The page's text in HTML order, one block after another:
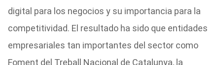
digital para los negocios y su importancia para la
competitividad. El resultado ha sido que entidades
empresariales tan importantes del sector como
Foment del Treball Nacional de Catalunya, la